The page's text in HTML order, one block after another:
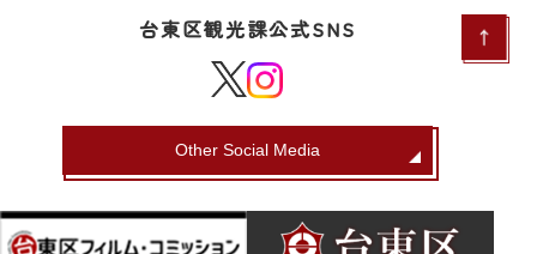
台東区観光課公式SNS
Other Social Media